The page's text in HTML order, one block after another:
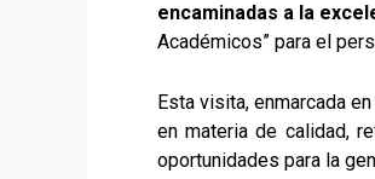
encaminadas a la
Académicos” para el
Esta visita, enmarcada
en materia de calidad,
oportunidades para la